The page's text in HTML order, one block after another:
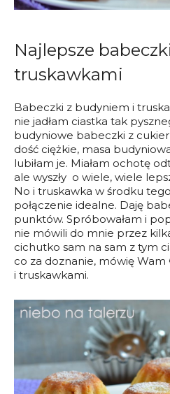
Najlepsze
truskawkami
Babeczki z budyniem i
nie jadłam ciastka tak
budyniowe babeczki z
dość ciężkie, masa
lubiłam je. Miałam ochotę
ale wyszły o wiele, wiele
No i truskawka w środku
połączenie idealne. Daję
punktów. Spróbowałam i
nie mówili do mnie przez
cichutko sam na sam z tym
co za doznanie, mówię
i truskawkami.